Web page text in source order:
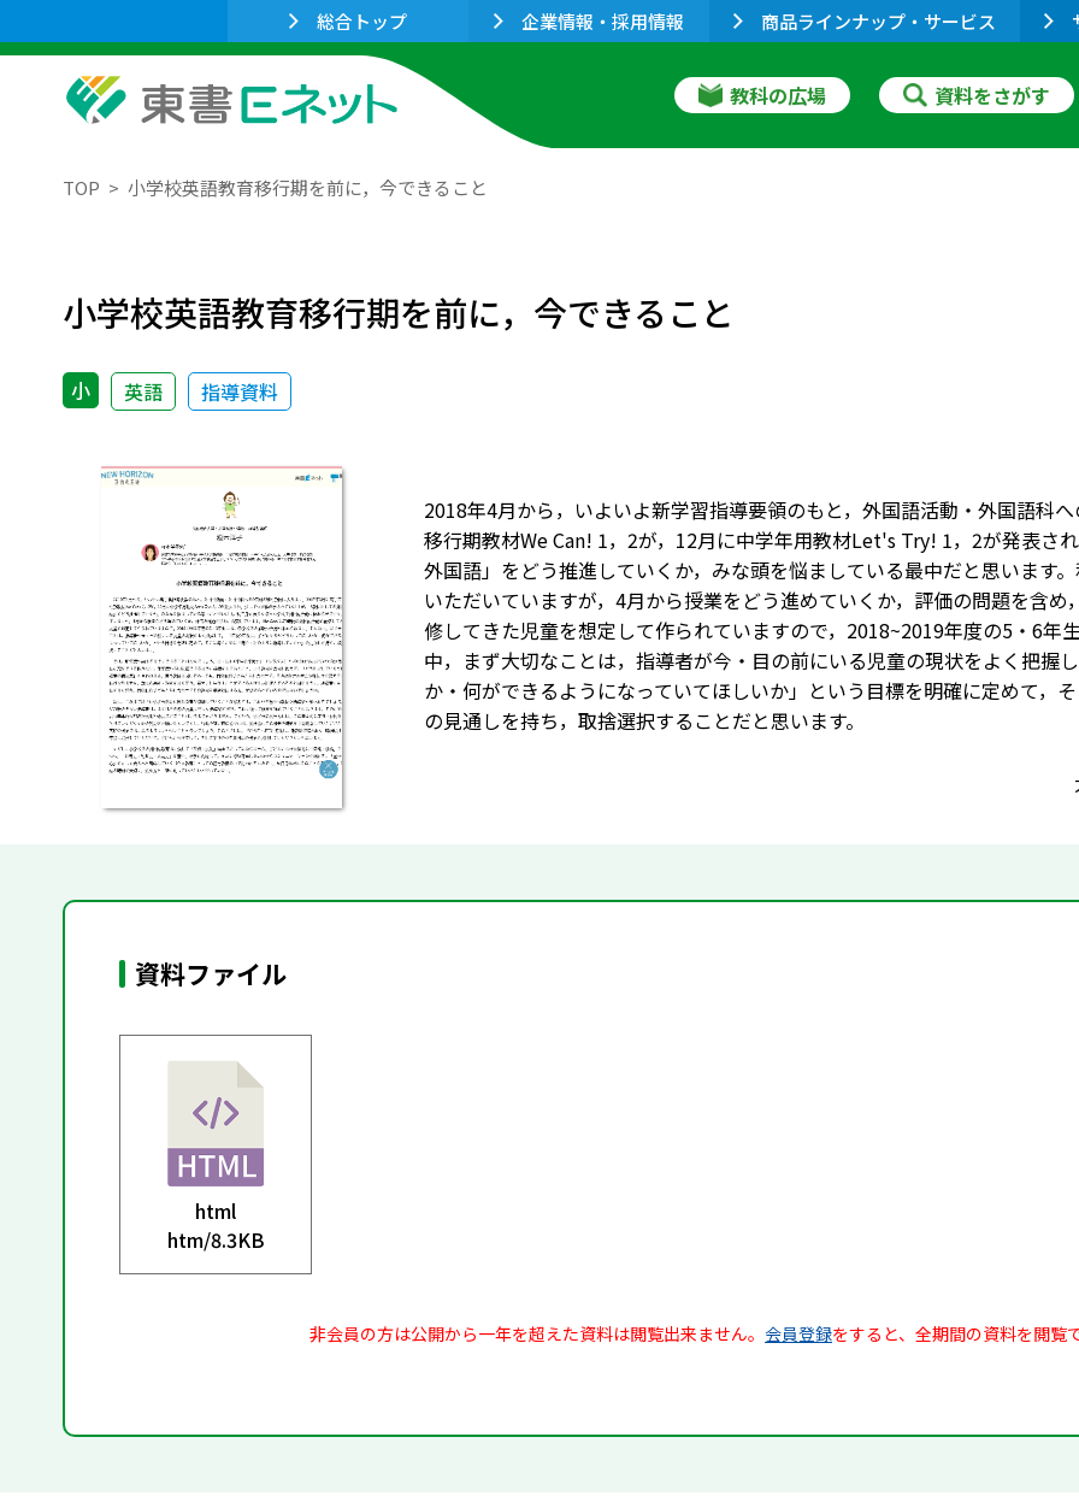
総合トップ 企業情報・採用情報 商品ラインナップ・サービス
教科の広場 資料をさがす
TOP 小学校英語教育移行期を前に，今できること
小学校英語教育移行期を前に，今できること
小 英語 指導資料
2018年4月から，いよいよ新学習指導要領のもと，外国語活動・外国語科
移行期教材We Can! 1，2が，12月に中学年用教材Let's Try! 1，2が発表さ
外国語」をどう推進していくか，みな頭を悩ましている最中だと思います
いただいていますが，4月から授業をどう進めていくか，評価の問題を含
修してきた児童を想定して作られていますので，2018~2019年度の5・6年
中，まず大切なことは，指導者が今・目の前にいる児童の現状をよく把握
か・何ができるようになっていてほしいか」という目標を明確に定めて，
の見通しを持ち，取捨選択することだと思います。
資料ファイル
html
htm/8.3KB
非会員の方は公開から一年を超えた資料は閲覧出来ません。 会員登録をすると、全期間の資料を閲覧